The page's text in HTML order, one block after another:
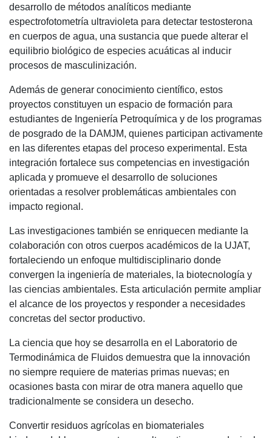
desarrollo de métodos analíticos mediante
espectrofotometría ultravioleta para detectar testosterona
en cuerpos de agua, una sustancia que puede alterar el
equilibrio biológico de especies acuáticas al inducir
procesos de masculinización.
Además de generar conocimiento científico, estos
proyectos constituyen un espacio de formación para
estudiantes de Ingeniería Petroquímica y de los programas
de posgrado de la DAMJM, quienes participan activamente
en las diferentes etapas del proceso experimental. Esta
integración fortalece sus competencias en investigación
aplicada y promueve el desarrollo de soluciones
orientadas a resolver problemáticas ambientales con
impacto regional.
Las investigaciones también se enriquecen mediante la
colaboración con otros cuerpos académicos de la UJAT,
fortaleciendo un enfoque multidisciplinario donde
convergen la ingeniería de materiales, la biotecnología y
las ciencias ambientales. Esta articulación permite ampliar
el alcance de los proyectos y responder a necesidades
concretas del sector productivo.
La ciencia que hoy se desarrolla en el Laboratorio de
Termodinámica de Fluidos demuestra que la innovación
no siempre requiere de materias primas nuevas; en
ocasiones basta con mirar de otra manera aquello que
tradicionalmente se considera un desecho.
Convertir residuos agrícolas en biomateriales